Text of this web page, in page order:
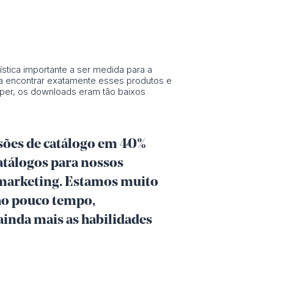
importante a ser medida para a
encontrar exatamente esses produtos e
os downloads eram tão baixos
de catálogo em 40%
para nossos
Estamos muito
pouco tempo,
mais as habilidades